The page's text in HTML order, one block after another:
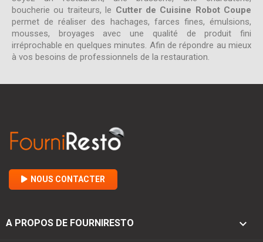
boucherie ou traiteurs, le Cutter de Cuisine Robot Coupe
permet de réaliser des hachages, farces fines, émulsions,
mousses, broyages avec une qualité de produit fini
irréprochable en quelques minutes. Afin de répondre au mieux
à vos besoins de professionnels de la restauration.
NOUS CONTACTER
A PROPOS DE FOURNIRESTO 